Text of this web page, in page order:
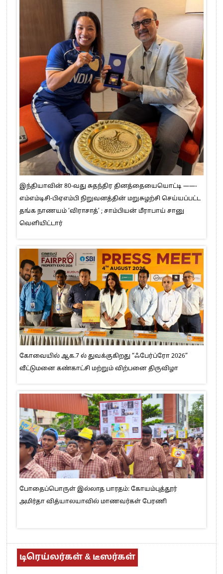
இந்தியாவின் 80-வது சுதந்திர தினத்தையையொட்டி ——-
எம்எம்டிசி-பிஏஎம்பி நிறுவனத்தின் மறுசுழற்சி செய்யப்பட்ட
தங்க நாணயம் ‘விராசாத்’ ; சாம்பியன் மீராபாய் சானு
வெளியிட்டார்
கோவையில் ஆக.7 ல் துவக்குகிறது “ஃபேர்ப்ரோ 2026”
வீட்டுமனை கண்காட்சி மற்றும் விற்பனை திருவிழா
போதைப்பொருள் இல்லாத பாரதம்: கோயம்புத்தூர்
அமிர்தா வித்யாலயாவில் மாணவர்கள் பேரணி
டிரெய்லர்கள் & டீஸர்கள்